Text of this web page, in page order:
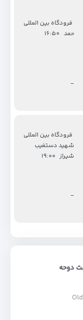
فرودگاه بین المللی
حمد ۱۶:۵۰
-
فرودگاه بین المللی
شهید دستغیب
شیراز ۱۹:۰۰
-